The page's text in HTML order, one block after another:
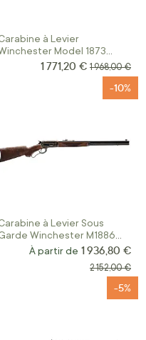
à Levier
Model 1873
Competition High Grade 357
Prix Spécial
1 771,20 € Prix normal
1 968,00 €
à Levier Sous
Winchester M1886
Deluxe Rifle Calibre 45-70
-10%
À partir de 1 936,80 €
Prix normal
2 152,00 €
-5%